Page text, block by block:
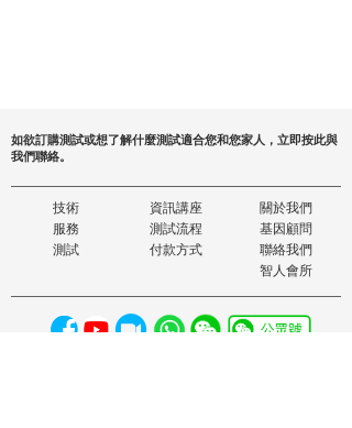
如欲訂購測試或想了解什麼測試適合您和您家人，立即按此與
我們聯絡。
技術 資訊講座
關於我們
服務
測試流程
基因顧問
測試
付款方式
聯絡我們
智人會所